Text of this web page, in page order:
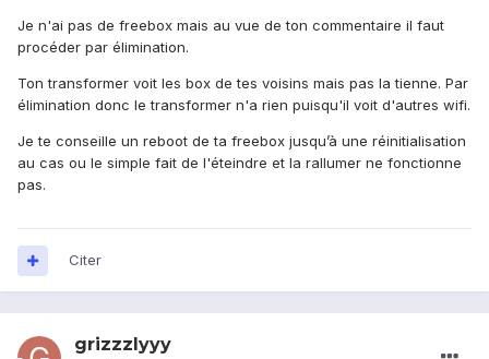
Je n'ai pas de freebox mais au vue de ton commentaire il faut
procéder par élimination.
Ton transformer voit les box de tes voisins mais pas la tienne. Par
élimination donc le transformer n'a rien puisqu'il voit d'autres wifi.
Je te conseille un reboot de ta freebox jusqu’à une réinitialisation
au cas ou le simple fait de l'éteindre et la rallumer ne fonctionne
pas.
Citer
grizzzlyyy